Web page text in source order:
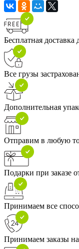
Бесплатная
Все грузы
Дополнительная
Отправим в любую
Подарки при заказе
Принимаем все
Принимаем заказы на